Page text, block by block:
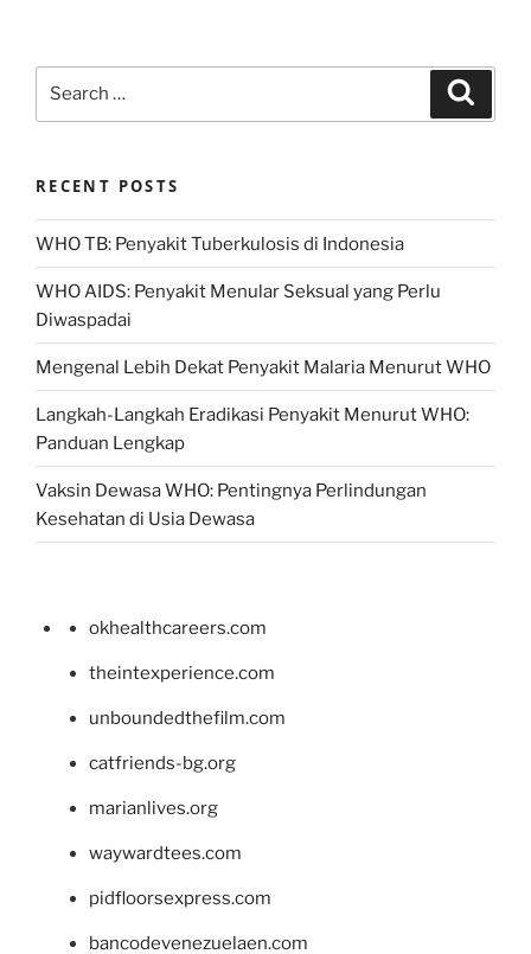
RECENT POSTS
WHO TB: Penyakit Tuberkulosis di Indonesia
WHO AIDS: Penyakit Menular Seksual yang Perlu
Diwaspadai
Mengenal Lebih Dekat Penyakit Malaria Menurut WHO
Langkah-Langkah Eradikasi Penyakit Menurut WHO:
Panduan Lengkap
Vaksin Dewasa WHO: Pentingnya Perlindungan
Kesehatan di Usia Dewasa
okhealthcareers.com
theintexperience.com
unboundedthefilm.com
catfriends-bg.org
marianlives.org
waywardtees.com
pidfloorsexpress.com
bancodevenezuelaen.com